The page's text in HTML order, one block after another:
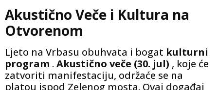
Akustično Veče i Kultura na
Otvorenom
Ljeto na Vrbasu obuhvata i bogat kulturni
program . Akustično veče (30. jul) , koje će
zatvoriti manifestaciju, održaće se na
platou ispod Zelenog mosta. Ovaj događaj